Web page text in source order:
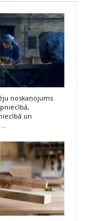
noskaņojums
un